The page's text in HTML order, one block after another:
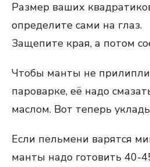
Размер ваших
определите сами на глаз.
Защепите края, а потом
Чтобы манты не
пароварке, её надо
маслом. Вот теперь
Если пельмени варятся
манты надо готовить 40-